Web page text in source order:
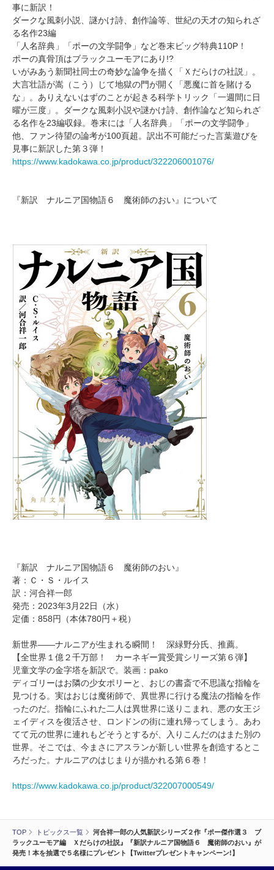
TOP トピックス一覧
河合祥一郎の人気新訳シリーズ２作『ポー傑作選３ ブ
ラックユーモア編 Ｘだらけの社説』『新訳ナルニア国物語６ 魔術師のおい』が
発売！本を抽選で５名様にプレゼント【Twitterプレゼントキャンペーン!】
事に新訳！
ダークな風刺小説、謎かけ詩、創作論等、世紀の天才の知られざ
る名作23編
「人名辞典」「ポーの文学闘争」など巻末ビッグ特典110P！
ポーの真骨頂はブラックユーモアにあり!?
いがみあう新聞社同士の奇妙な論争を描く「Ｘだらけの社説」。
大言壮語が嵩（こう）じて地獄の門が開く「悪魔に首を賭ける
な」。ありえないはずのことが起きる科学トリック「一週間に日
曜が三度」。ダークな風刺小説や謎かけ詩、創作論など知られざ
る名作を23編収録。巻末には「人名辞典」「ポーの文学闘争」
他、ファン待望の論考が100頁超。訳出不可能だった言葉遊びを
見事に新訳した第３弾！
https://www.kadokawa.co.jp/product/322206001076/
『新訳 ナルニア国物語６ 魔術師のおい』について
『新訳 ナルニア国物語６ 魔術師のおい』
著：Ｃ・Ｓ・ルイス
訳：河合祥一郎
発売：2023年3月22日（水）
定価：858円（本体780円＋税）
新世界――ナルニアが生まれる瞬間！ 深緑野分氏、推薦。
【全世界１億２千万部！ カーネギー賞受賞シリーズ第６弾】
児童文学の金字塔を新訳で。装画：pako
ディゴリーはお隣の少女ポリーと、おじの書斎で不思議な指輪を
見つける。実はおじは魔術師で、異世界に行ける魔法の指輪を作
ったのだ。指輪にふれた二人は異世界に送りこまれ、悪の女王ジ
ェイディスを復活させ、ロンドンの街に連れ帰ってしまう。あわ
てて元の世界に連れもどそうとするが、入りこんだのはまた別の
世界。そこでは、今まさにアスランが新しい世界を創造するとこ
ろだった。ナルニアのはじまりが描かれる第６巻！
https://www.kadokawa.co.jp/product/322007000549/